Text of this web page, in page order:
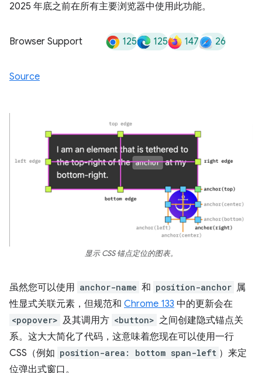
2025 年底之前在所有主要浏览器中使用此功能。
Browser Support 125 125 147 26
Source
显示 CSS 锚点定位的图表。
虽然您可以使用 anchor-name 和 position-anchor 属
性显式关联元素，但规范和 Chrome 133 中的更新会在
<popover> 及其调用方 <button> 之间创建隐式锚点关
系。这大大简化了代码，这意味着您现在可以使用一行
CSS（例如 position-area: bottom span-left ）来定
位弹出式窗口。